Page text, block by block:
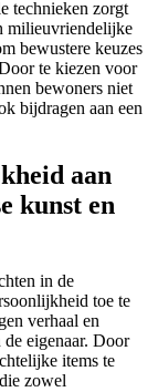
technieken zorgt
milieuvriendelijke
bewustere keuzes
te kiezen voor
bewoners niet
bijdragen aan een
aan
kunst en
in de
toe te
verhaal en
eigenaar. Door
items te
zowel